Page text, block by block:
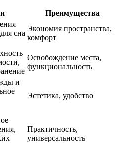
Преимущества
сна
Экономия пространства,
комфорт
Освобождение места,
функциональность
и
Эстетика, удобство
Практичность,
универсальность